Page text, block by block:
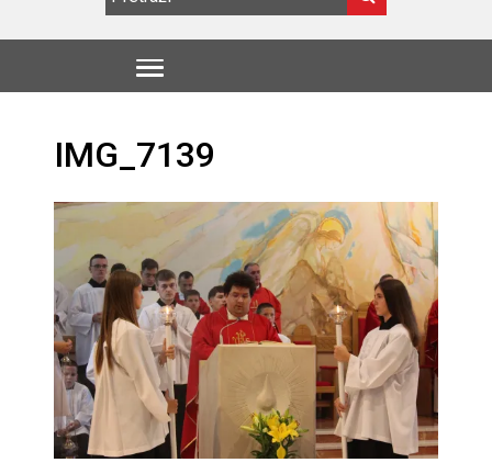
IMG_7139